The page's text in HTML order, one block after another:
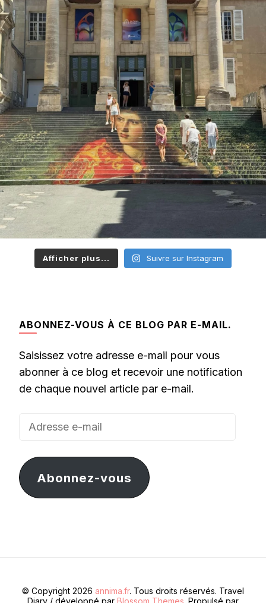
Afficher plus... Suivre sur Instagram
ABONNEZ-VOUS À CE BLOG PAR E-MAIL.
Saisissez votre adresse e-mail pour vous
abonner à ce blog et recevoir une notification
de chaque nouvel article par e-mail.
Adresse
mail
Abonnez-vous
© Copyright 2026 annima.fr. Tous droits réservés. Travel